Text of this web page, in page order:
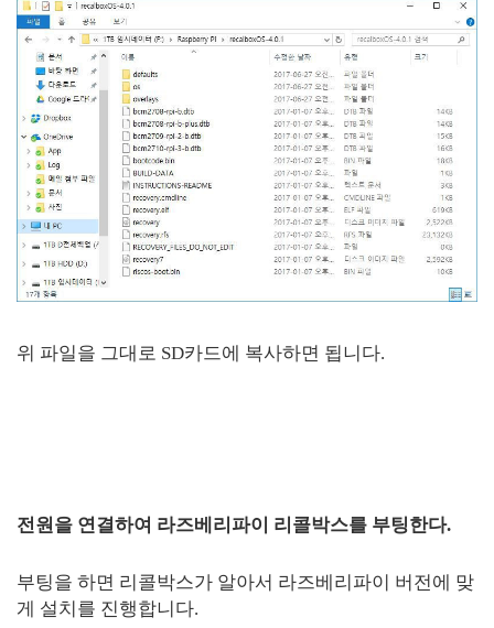
위 파일을 그대로 SD카드에 복사하면 됩니다.
전원을 연결하여 라즈베리파이 리콜박스를 부팅한다.
부팅을 하면 리콜박스가 알아서 라즈베리파이 버전에 맞
게 설치를 진행합니다.